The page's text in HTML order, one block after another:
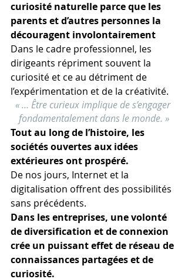
curiosité naturelle parce que les
parents et d’autres personnes la
découragent involontairement
Dans le cadre professionnel, les
dirigeants répriment souvent la
curiosité et ce au détriment de
l’expérimentation et de la créativité.
« … Être curieux implique de s’engager
fondamentalement dans le monde. »
Tout au long de l’histoire, les
sociétés ouvertes aux idées
extérieures ont prospéré.
De nos jours, Internet et la
digitalisation offrent des possibilités
sans précédents.
Dans les entreprises, une volonté
de diversification et de connexion
crée un puissant effet de réseau de
connaissances partagées et de
curiosité.